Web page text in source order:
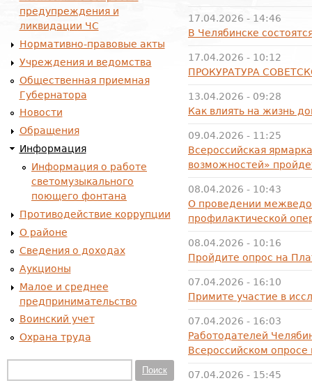
17.04.2026 - 14:46
В Челябинске
17.04.2026 - 10:12
ПРОКУРАТУРА
13.04.2026 - 09:28
Как влиять на жизнь
09.04.2026 - 11:25
Всероссийская
возможностей»
08.04.2026 - 10:43
О проведении
профилактической
08.04.2026 - 10:16
Пройдите опрос на
07.04.2026 - 16:10
Примите участие в
07.04.2026 - 16:03
Работодателей
Всероссийском
07.04.2026 - 15:45
предупреждения и
ликвидации ЧС
Нормативно-правовые акты
Учреждения и ведомства
Общественная приемная
Губернатора
Новости
Обращения
Информация
Информация о работе
светомузыкального
поющего фонтана
Противодействие коррупции
О районе
Сведения о доходах
Аукционы
Малое и среднее
предпринимательство
Воинский учет
Охрана труда
Поиск